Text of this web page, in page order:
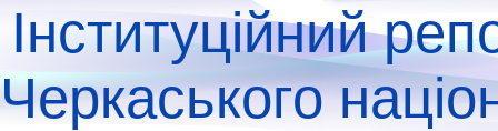
Інституційний
Черкаського